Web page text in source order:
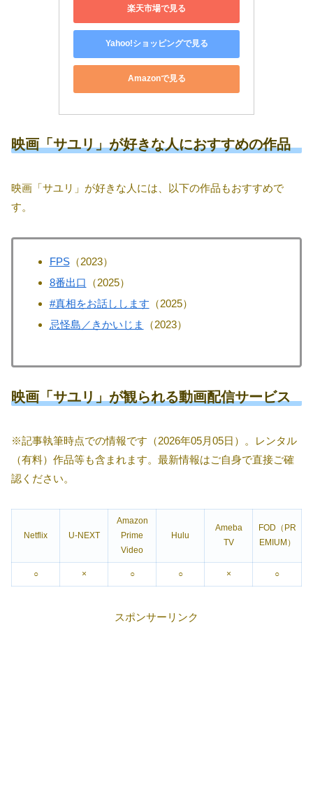
楽天市場で見る
Yahoo!ショッピングで見る
Amazonで見る
映画「サユリ」が好きな人におすすめの作品
映画「サユリ」が好きな人には、以下の作品もおすすめで
す。
FPS（2023）
8番出口 （2025）
#真相をお話しします （2025）
忌怪島／きかいじま
（2023）
映画「サユリ」が観られる動画配信サービス
※記事執筆時点での情報です（2026年05月05日）。レンタル
（有料）作品等も含まれます。最新情報はご自身で直接ご確
認ください。
Netflix U-NEXT
Amazon
Prime
Video
Hulu
Ameba
TV
FOD（PR
EMIUM）
○ × ○ ○ × ○
スポンサーリンク